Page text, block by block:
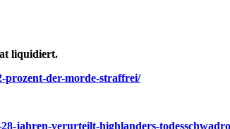
liquidiert.
prozent-der-morde-straffrei/
jahren-verurteilt-highlanders-